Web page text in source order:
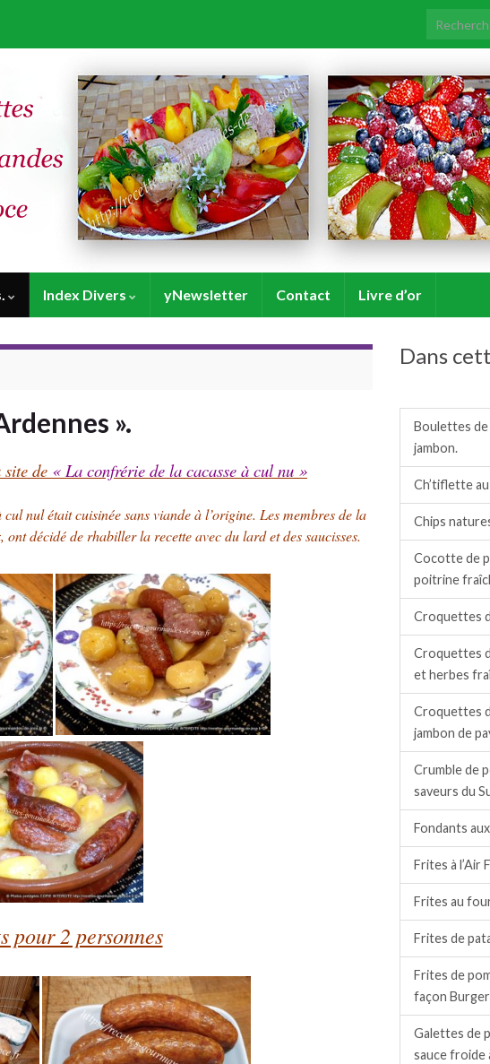
Search for:
Index Divers yNewsletter Contact Livre d’or
».
site de « La confrérie de la cacasse à cul nu »
nul était cuisinée sans viande à l’origine. Les membres de la
décidé de rhabiller la recette avec du lard et des saucisses.
pour 2 personnes
Dans
Boulettes de
jambon.
Ch’tiflette
Chips
Cocotte de
poitrine
Croquettes
Croquettes
et herbes
Croquettes
jambon de
Crumble de
saveurs du
Fondants
Frites à l’Air
Frites au
Frites de
Frites de
façon
Galettes de
sauce froide